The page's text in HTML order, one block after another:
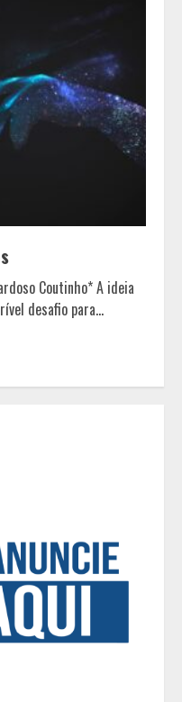
Coutinho* A ideia
desafio para...
em Minas Gerais é
mudanças de
p-
de São Miguel chega a
no dia 7 de Agosto
seca impulsiona ritmo